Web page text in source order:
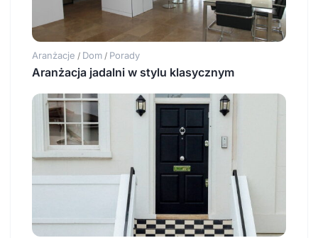
Aranżacje / Dom / Porady
Aranżacja jadalni w stylu klasycznym